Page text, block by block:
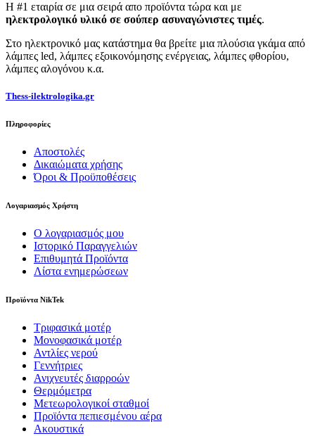
Η #1 εταιρία σε μια σειρά απο προϊόντα τώρα και με
ηλεκτρολογικό υλικό σε σούπερ ασυναγώνιστες τιμές.
Στο ηλεκτρονικό μας κατάστημα θα βρείτε μια πλούσια γκάμα από
λάμπες led, λάμπες εξοικονόμησης ενέργειας, λάμπες φθορίου,
λάμπες αλογόνου κ.α.
Thess-ilektrologika.gr
Πληροφορίες
Αποστολές
Δικαιώματα χρήσης
Όροι & Προϋποθέσεις
Λογαριασμός Χρήστη
Ο λογαριασμός μου
Ιστορικό Παραγγελιών
Επιθυμητά Προϊόντα
Λίστα ενημερώσεων
Προϊόντα NikTek
Τριφασικά μοτέρ
Μονοφασικά μοτέρ
Αντλίες νερού
Γεννήτριες
Ανιχνευτές διαρροών
Θερμόμετρα
Μετεωρολογικοί σταθμοί
Προϊόντα πεπιεσμένου αέρα
Ακουστικά